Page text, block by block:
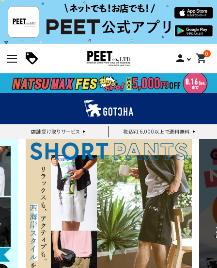
person 0
shopping_cart
店舗受け取りサービス 税込¥16,000以上で送料無料
新規会員登録｜ログイン
ご利用ガイド
search
ブランドメニュー